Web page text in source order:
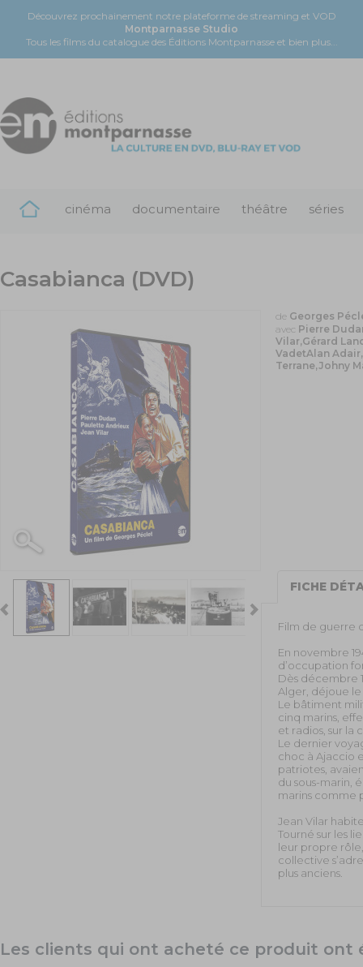
Découvrez prochainement notre plateforme de streaming et VOD
Montparnasse Studio
Tous les films du catalogue des Éditions Montparnasse et bien plus...
cinéma documentaire théâtre séries
Casabianca (DVD)
de Georges
avec Pierre
Vilar,Gérard
VadetAlan
Terrane,Johny
FICHE
Film de guerre
En novembre
d’occupation
Dès décembre
Alger, déjoue le
Le bâtiment
cinq marins,
et radios, sur la
Le dernier
choc à Ajaccio
patriotes,
du sous-marin,
marins comme
Jean Vilar
Tourné sur les
leur propre
collective
plus anciens.
Les clients qui ont acheté ce produit ont